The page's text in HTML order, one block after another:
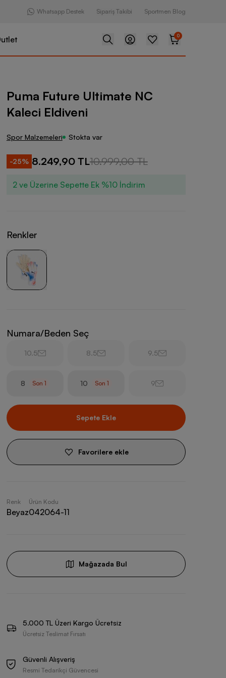
Whatsapp Destek Sipariş Takibi Sportmen Blog
0
Ultimate NC Kaleci Eldiveni
Puma Future Ultimate NC
Kaleci Eldiveni
Spor Malzemeleri Stokta var
-25% 8.249,90 TL10.999,00 TL
2 ve Üzerine Sepette Ek %10 İndirim
Renkler
Numara/Beden Seç
10.5 8.5 9.5
8 Son 1 10 Son 1 9
Sepete Ekle
Favorilere ekle
Renk
Beyaz
Ürün Kodu
042064-11
Mağazada Bul
5.000 TL Üzeri Kargo Ücretsiz
Ücretsiz Teslimat Fırsatı
Güvenli Alışveriş
Resmi Tedarikçi Güvencesi